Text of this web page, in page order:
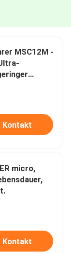
MSC12M -
Kontakt
micro,
Kontakt